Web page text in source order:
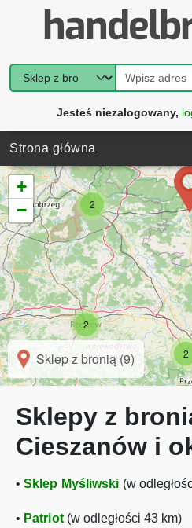
Jesteś niezalogowany,
Strona główna
2
2
2
+
−
Sklep z bronią (9)
Sklepy z
Cieszanów i
• Sklep Myśliwski (w
• Patriot(w odległości 43 km)